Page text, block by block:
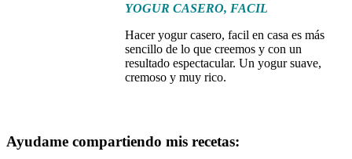
YOGUR CASERO, FACIL
Hacer yogur casero, facil en casa es más
sencillo de lo que creemos y con un
resultado espectacular. Un yogur suave,
cremoso y muy rico.
Ayudame compartiendo mis recetas: